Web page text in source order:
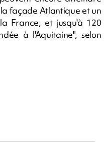
façade Atlantique et un
France, et jusqu'à 120
à l'Aquitaine", selon